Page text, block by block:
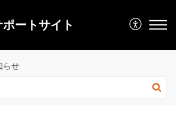
ートサイト
らせ